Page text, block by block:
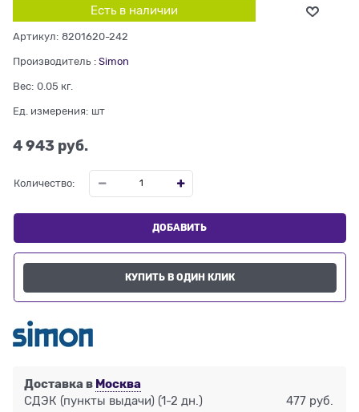
Есть в наличии
Артикул: 8201620-242
Производитель : Simon
Вес: 0.05 кг.
Ед. измерения: шт
4 943 руб.
Количество:
ДОБАВИТЬ
КУПИТЬ В ОДИН КЛИК
Доставка в Москва
СДЭК (пункты выдачи) (1-2 дн.)
477 руб.